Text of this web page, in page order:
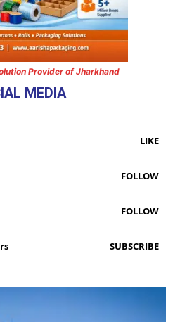
Provider of Jharkhand
MEDIA
LIKE
FOLLOW
FOLLOW
SUBSCRIBE